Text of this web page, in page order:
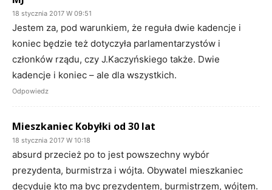
18 stycznia 2017 W 09:51
Jestem za, pod warunkiem, że reguła dwie kadencje i
koniec będzie też dotyczyła parlamentarzystów i
członków rządu, czy J.Kaczyńskiego także. Dwie
kadencje i koniec – ale dla wszystkich.
Odpowiedz
Mieszkaniec Kobyłki od 30 lat
18 stycznia 2017 W 10:18
absurd przecież po to jest powszechny wybór
prezydenta, burmistrza i wójta. Obywatel mieszkaniec
decyduje kto ma byc prezydentem, burmistrzem, wójtem.